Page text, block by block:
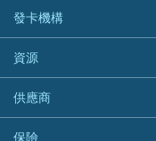
財務公司貸款
免入息貸款
免TU貸款
急借錢
CCB(Asia) 中國建設銀行 (
Citibank 花旗銀行
CNCBI 信銀國際
CreFIT 維信
DBS 星展銀行
個人貸款有用資訊
清卡數貸款教學
循環貸款教學
個人化貸款產品推介 🔥全
債務重組一覽
網購優惠
精選外幣網購信用卡
尊尚信用卡
公司信用卡
電子錢包信用卡
發卡機構
Citibank花旗銀行
AE美國運通
DBS星展銀行
HSBC滙豐銀行
資源
Black Friday優惠
淘寶付款方式
供應商
八達通自動增值信用卡
保險